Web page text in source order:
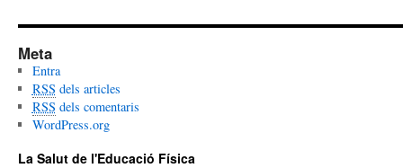
Meta
Entra
RSS dels articles
RSS dels comentaris
WordPress.org
La Salut de l'Educació Física